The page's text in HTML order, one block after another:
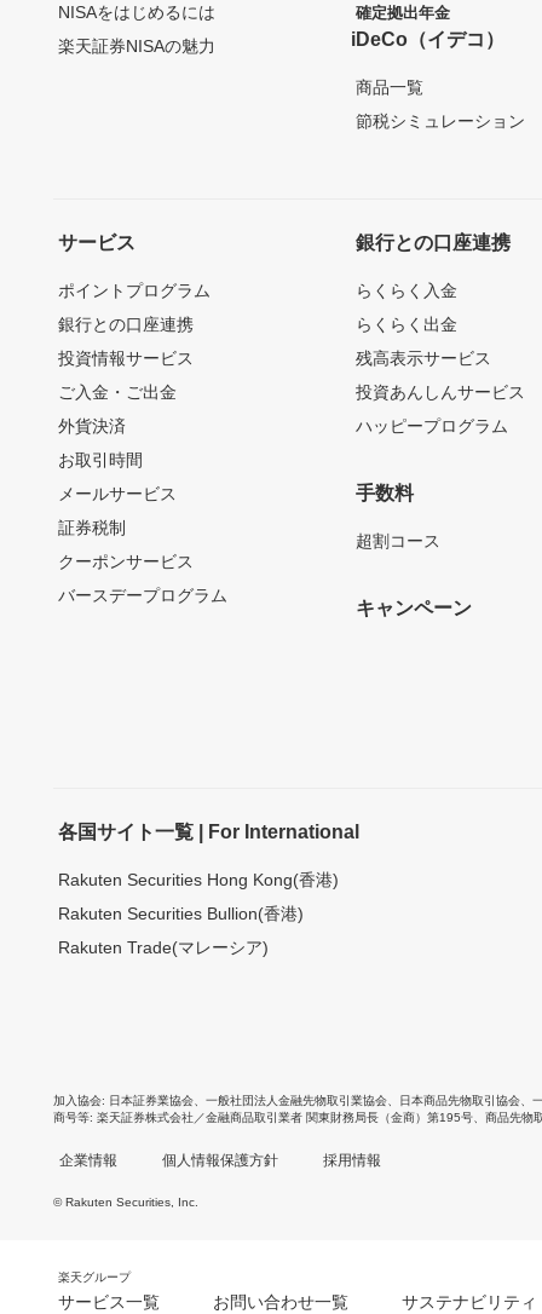
NISAをはじめるには
楽天証券NISAの魅力
確定拠出年金
iDeCo（イデコ）
商品一覧
節税シミュレーション
サービス
ポイントプログラム
銀行との口座連携
投資情報サービス
ご入金・ご出金
外貨決済
お取引時間
メールサービス
証券税制
クーポンサービス
バースデープログラム
銀行との口座連携
らくらく入金
らくらく出金
残高表示サービス
投資あんしんサービス
ハッピープログラム
手数料
超割コース
キャンペーン
各国サイト一覧 | For International
Rakuten Securities Hong Kong(香港)
Rakuten Securities Bullion(香港)
Rakuten Trade(マレーシア)
加入協会 日本証券業協会 一般社団法人金融先物取引業協会 日本商品先物取引協会
商号等 楽天証券株式会社／金融商品取引業者 関東財務局長（金商）第195号、商品先物
企業情報 個人情報保護方針 採用情報
© Rakuten Securities, Inc.
楽天グループ
サービス一覧 お問い合わせ一覧 サステナビリティ